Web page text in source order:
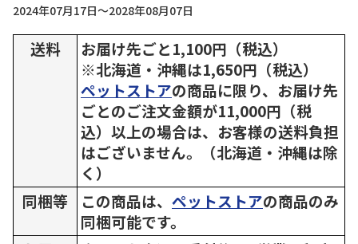
2024年07月17日～2028年08月07日
送料
お届け先ごと1,100円（税込）
※北海道・沖縄は1,650円（税込）
ペットストアの商品に限り、お届け先
ごとのご注文金額が11,000円（税
込）以上の場合は、お客様の送料負担
はございません。（北海道・沖縄は除
く）
同梱等
この商品は、 ペットストアの商品のみ
同梱可能です。